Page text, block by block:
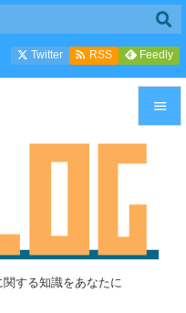
する知識をあなたに

前へ
Twitter  RSS Feedly